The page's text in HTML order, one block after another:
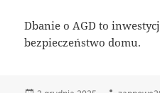
Dbanie o AGD to
bezpieczeństwo domu.